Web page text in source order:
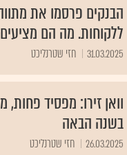
הבנקים פרסמו את
ללקוחות. מה הם
31.03.2025 חזי שטרנליכט
וואן זירו: מפסיד פחות,
בשנה הבאה
26.03.2025 חזי שטרנליכט